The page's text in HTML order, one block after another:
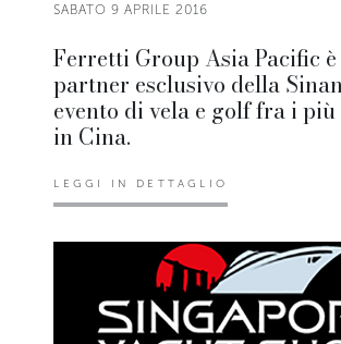
SABATO 9 APRILE 2016
Ferretti Group Asia Pacific
partner esclusivo della
evento di vela e golf fra i
in Cina.
LEGGI IN DETTAGLIO